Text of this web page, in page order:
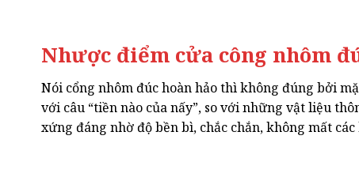
Nhược điểm cửa công nhôm
Nói cổng nhôm đúc hoàn hảo thì không đúng bởi
với câu “tiền nào của nấy”, so với những vật liệu
xứng đáng nhờ độ bền bì, chắc chắn, không mất